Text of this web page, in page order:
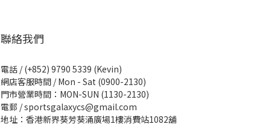
聯絡我們
電話 / (+852) 9790 5339 (Kevin)
網店客服時間 / Mon - Sat (0900-2130)
門市營業時間：MON-SUN (1130-2130)
電郵 / sportsgalaxycs@gmail.com
地址：香港新界葵芳葵涌廣場1樓消費站1082舖